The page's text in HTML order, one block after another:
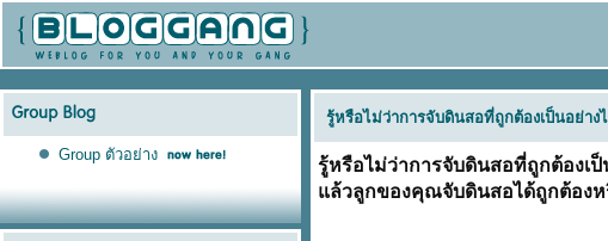
Group ตัวอย่าง
รู้หรือไม่ว่าการจับดินสอที่ถูกต้องเป็นอย่าง
รู้หรือไม่ว่าการจับดินสอที่ถูกต้องเป็
ล้วลูกของคุณจับดินสอได้ถูกต้องห